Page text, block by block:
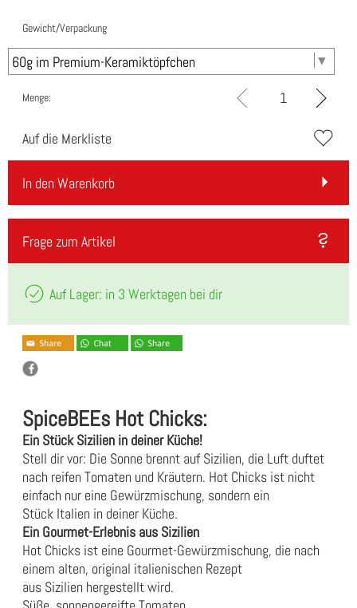
Gewicht/Verpackung
Menge:
Auf die Merkliste
In den Warenkorb
Frage zum Artikel
Auf Lager: in 3 Werktagen bei dir
SpiceBEEs Hot Chicks:
Ein Stück Sizilien in deiner Küche!
Stell dir vor: Die Sonne brennt auf Sizilien, die Luft duftet
nach reifen Tomaten und Kräutern. Hot Chicks ist nicht
einfach nur eine Gewürzmischung, sondern ein
Stück Italien in deiner Küche.
Ein Gourmet-Erlebnis aus Sizilien
Hot Chicks ist eine Gourmet-Gewürzmischung, die nach
einem alten, original italienischen Rezept
aus Sizilien hergestellt wird.